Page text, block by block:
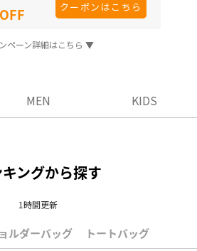
クーポンはこちら
ペーン詳細はこちら ▼
MEN KIDS
ングから探す
1時間更新
ルダーバッグ トートバッグ